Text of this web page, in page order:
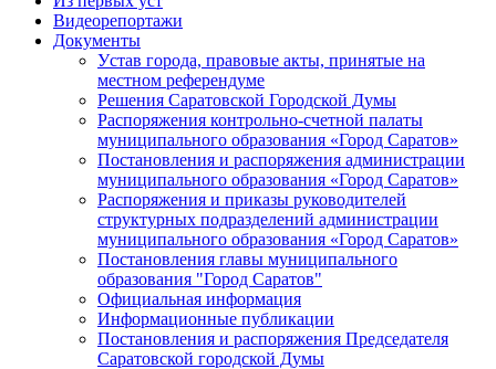
Видеорепортажи
Документы
Уcтав города, правовые акты, принятые на
местном референдуме
Решения Саратовской Городской Думы
Распоряжения контрольно-счетной палаты
муниципального образования «Город Саратов»
Постановления и распоряжения администрации
муниципального образования «Город Саратов»
Распоряжения и приказы руководителей
структурных подразделений администрации
муниципального образования «Город Саратов»
Постановления главы муниципального
образования "Город Саратов"
Официальная информация
Информационные публикации
Постановления и распоряжения Председателя
Саратовской городской Думы